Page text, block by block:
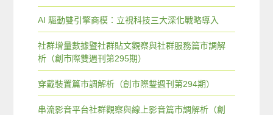
AI 驅動雙引擎商模：立視科技三大深化戰略導入
社群增量數據暨社群貼文觀察與社群服務篇市調解
析（創市際雙週刊第295期）
穿戴裝置篇市調解析（創市際雙週刊第294期）
串流影音平台社群觀察與線上影音篇市調解析（創